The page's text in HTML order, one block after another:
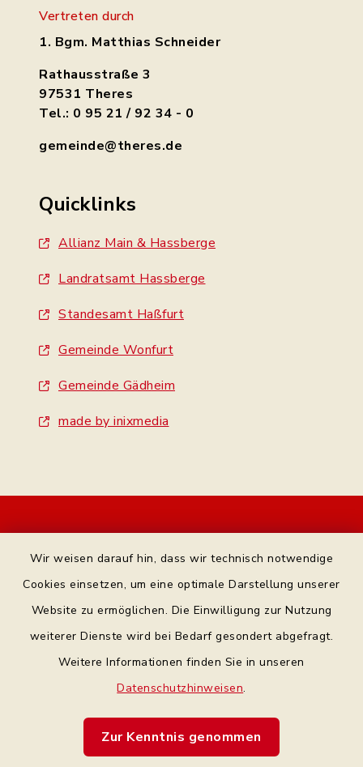
Wir weisen darauf hin, dass wir technisch notwendige
Cookies einsetzen, um eine optimale Darstellung unserer
Website zu ermöglichen. Die Einwilligung zur Nutzung
weiterer Dienste wird bei Bedarf gesondert abgefragt.
Weitere Informationen finden Sie in unseren
Datenschutzhinweisen.
Zur Kenntnis genommen
Vertreten durch
1. Bgm. Matthias Schneider
Rathausstraße 3
97531 Theres
Tel.: 0 95 21 / 92 34 - 0
gemeinde@theres.de
Quicklinks
Allianz Main & Hassberge
Landratsamt Hassberge
Standesamt Haßfurt
Gemeinde Wonfurt
Gemeinde Gädheim
made by inixmedia
Bankverbindung
Barrierefreiheit
Impressum